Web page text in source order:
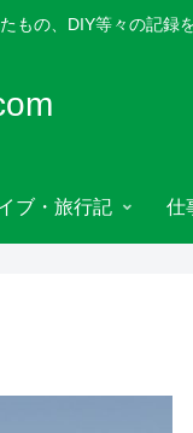
もの、DIY等々の記録
ブ・旅行記 仕